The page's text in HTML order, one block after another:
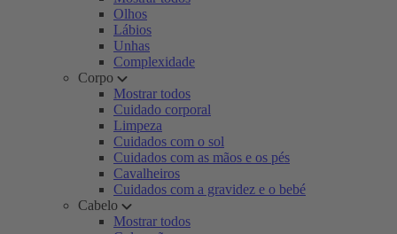
Olhos
Lábios
Unhas
Complexidade
Corpo
Mostrar todos
Cuidado corporal
Limpeza
Cuidados com o sol
Cuidados com as mãos e os pés
Cavalheiros
Cuidados com a gravidez e o bebé
Cabelo
Mostrar todos